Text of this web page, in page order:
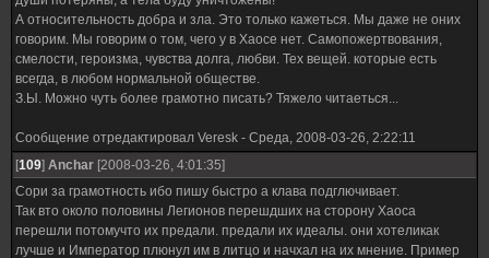
А относительность добра и зла. Это только кажеться. Мы даже не оних
говорим. Мы говорим о том, чего у в Хаосе нет. Самопожертвования,
смелости, героизма, чувства долга, любви. Тех вещей. которые есть
всегда, в любом нормальной обществе.
З.Ы. Можно чуть более грамотно писать? Тяжело читаеться...
Сообщение отредактировал Veresk - Среда, 2008-03-26, 2:22:11
[109] Anchar [2008-03-26, 4:01:35]
Сори за грамотность ибо пишу быстро а клава подглючивает.
Так вто около половины Легионов перешдших на сторону Хаоса
перешли потомучто их предали. предали их идеалы. они хотеликак
лучше и Император плюнул им в литцо и начхал на их мнение. Пример